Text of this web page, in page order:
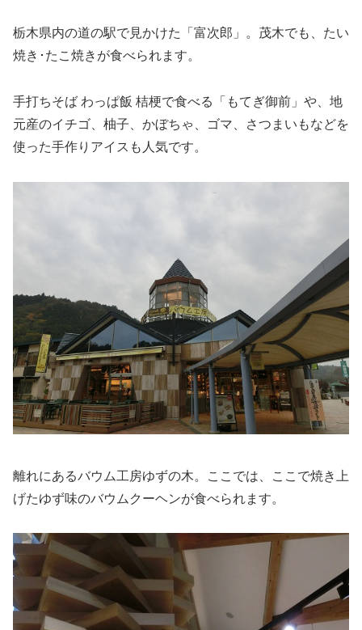
栃木県内の道の駅で見かけた「富次郎」。茂木でも、たい
焼き･たこ焼きが食べられます。
手打ちそば わっぱ飯 桔梗で食べる「もてぎ御前」や、地
元産のイチゴ、柚子、かぼちゃ、ゴマ、さつまいもなどを
使った手作りアイスも人気です。
離れにあるバウム工房ゆずの木。ここでは、ここで焼き上
げたゆず味のバウムクーヘンが食べられます。